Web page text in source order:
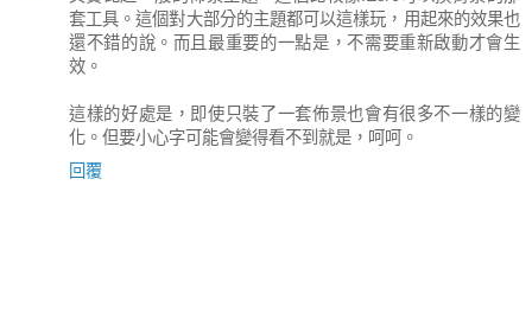
套工具。這個對大部分的主題都可以這樣玩，用起來的效果也
還不錯的說。而且最重要的一點是，不需要重新啟動才會生
效。
這樣的好處是，即使只裝了一套佈景也會有很多不一樣的變
化。但要小心字可能會變得看不到就是，呵呵。
回覆